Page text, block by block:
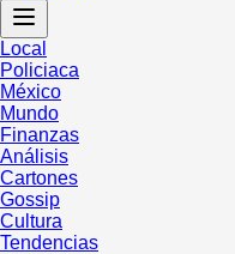
Local
Policiaca
México
Mundo
Finanzas
Análisis
Cartones
Gossip
Cultura
Tendencias